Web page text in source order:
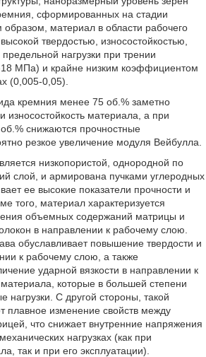
сформированных на стадии
материал в области рабочего
твердостью, износостойкостью,
нагрузки при трении
18 МПа) и крайне низким коэффициентом
(0,005-0,05).
кремния менее 75 об.% заметно
износостойкость материала, а при
снижаются прочностные
резкое увеличение модуля Вейбулла.
низкопористой, однородной по
слой, и армирована пучками углеродных
ее высокие показатели прочности и
того, материал характеризуется
объемных содержаний матрицы и
в направлении к рабочему слою.
обуславливает повышение твердости и
к рабочему слою, а также
ударной вязкости в направлении к
которые в большей степени
нагрузки. С другой стороны, такой
плавное изменение свойств между
что снижает внутренние напряжения
нагрузках (как при
так и при его эксплуатации).